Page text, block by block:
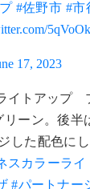
#佐野市 #市
17, 2023
イトアップ
ーン。後半
した配色にし
スカラーラ
#パートナー